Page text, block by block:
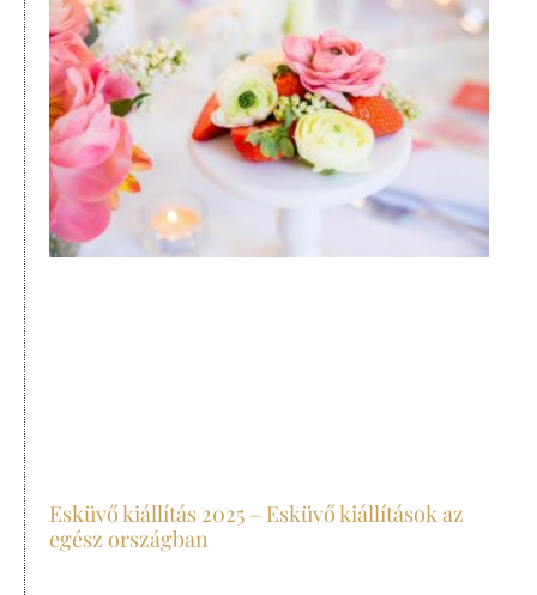
Esküvő kiállítás 2025 – Esküvő kiállítások az
egész országban